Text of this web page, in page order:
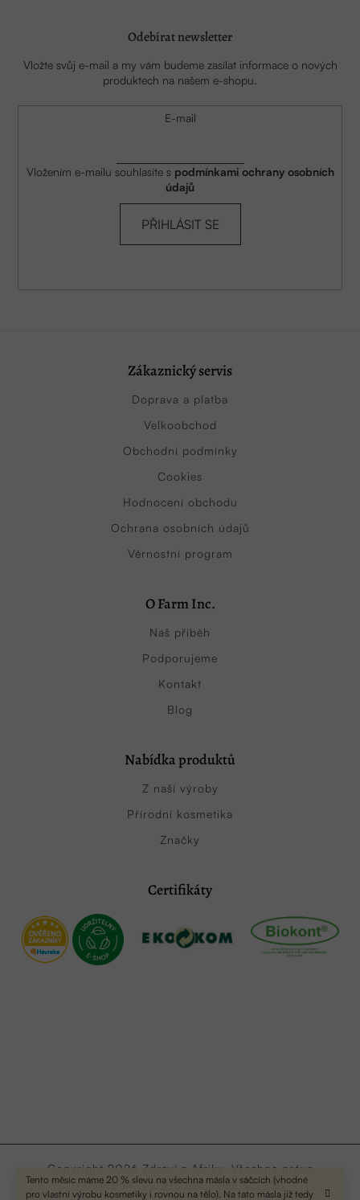
Tento měsíc máme 20 % slevu na všechna másla v sáčcích (vhodné
pro vlastní výrobu kosmetiky i rovnou na tělo). Na tato másla již tedy
Odebírat newsletter
Vložte svůj e-mail a my vám budeme zasílat informace o nových
produktech na našem e-shopu.
E-mail
Vložením e-mailu souhlasíte s podmínkami ochrany osobních
údajů
PŘIHLÁSIT SE
Zákaznický servis
Doprava a platba
Velkoobchod
Obchodní podmínky
Cookies
Hodnocení obchodu
Ochrana osobních údajů
Věrnostní program
O Farm Inc.
Náš příběh
Podporujeme
Kontakt
Blog
Nabídka produktů
Z naší výroby
Přírodní kosmetika
Značky
Certifikáty
Copyright 2026 Zdraví z Afriky . Všechna práva
vyhrazena.Upravit nastavení cookies